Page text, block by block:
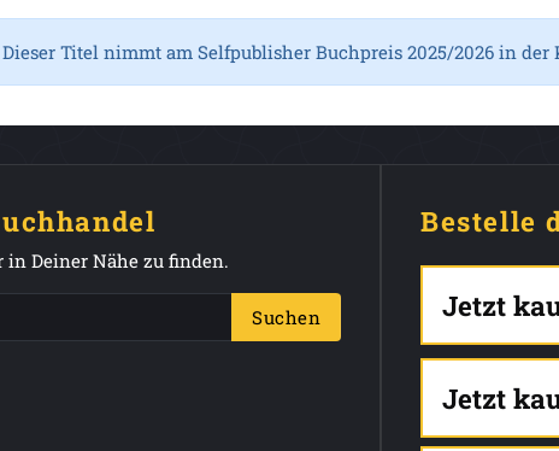
Dieser Titel nimmt am Selfpublisher Buchpreis 2025/2026 in der
Deiner Nähe zu finden.
Suchen
Bestelle
Jetzt
Jetzt